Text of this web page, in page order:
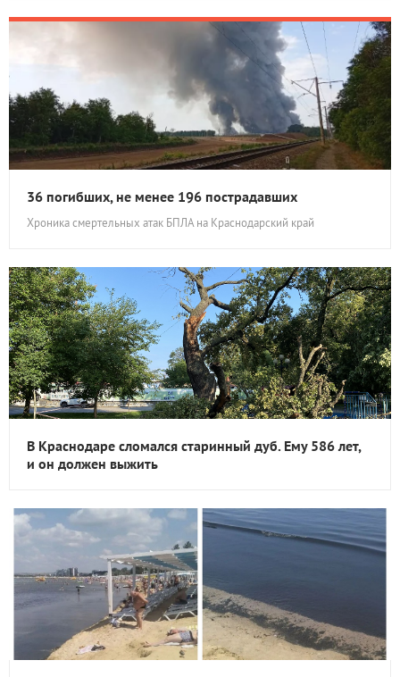
36 погибших, не менее 196 пострадавших
Хроника смертельных атак БПЛА на Краснодарский край
В Краснодаре сломался старинный дуб. Ему 586 лет,
и он должен выжить